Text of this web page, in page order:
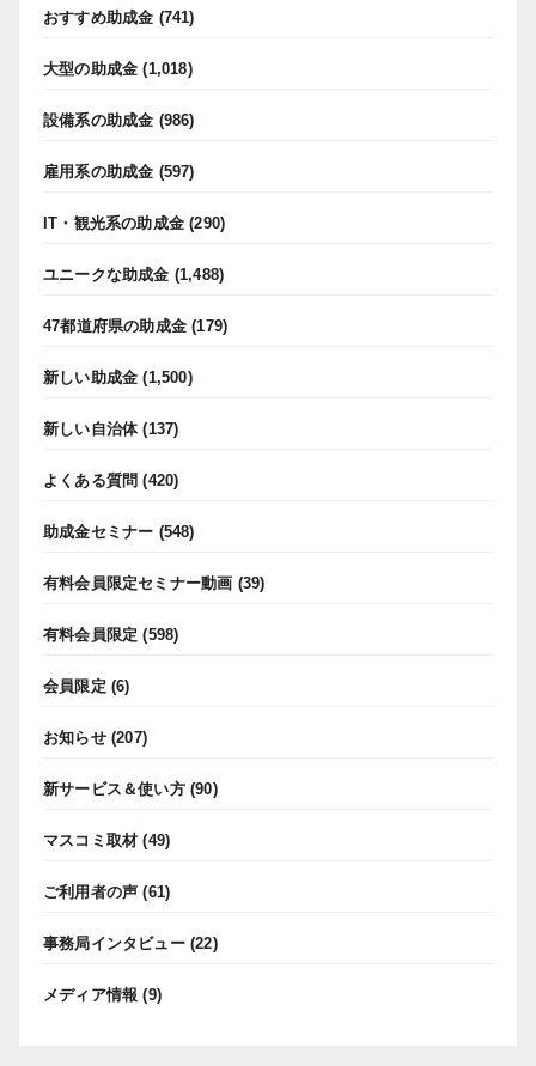
おすすめ助成金 (741)
大型の助成金 (1,018)
設備系の助成金 (986)
雇用系の助成金 (597)
IT・観光系の助成金 (290)
ユニークな助成金 (1,488)
47都道府県の助成金 (179)
新しい助成金 (1,500)
新しい自治体(137)
よくある質問 (420)
助成金セミナー (548)
有料会員限定セミナー動画 (39)
有料会員限定 (598)
会員限定 (6)
お知らせ(207)
新サービス＆使い方(90)
マスコミ取材 (49)
ご利用者の声 (61)
事務局インタビュー(22)
メディア情報 (9)